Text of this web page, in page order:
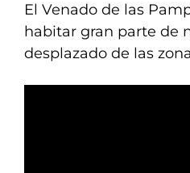
El Venado de las
habitar gran parte de
desplazado de las